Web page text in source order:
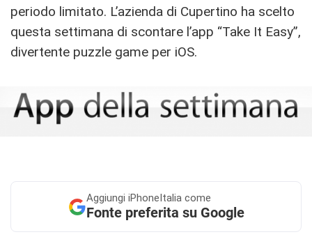
periodo limitato. L’azienda di Cupertino ha scelto
questa settimana di scontare l’app “Take It Easy”,
divertente puzzle game per iOS.
Aggiungi iPhoneItalia come
Fonte preferita su Google